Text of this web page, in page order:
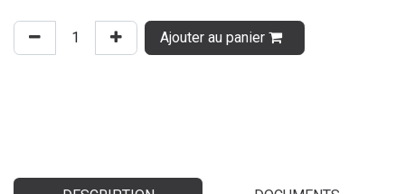
Ajouter au panier